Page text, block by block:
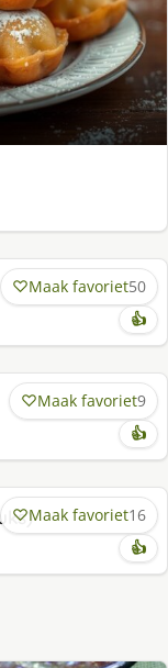
Maak favoriet50
👍
Maak favoriet9
👍
Maak favoriet16
👍